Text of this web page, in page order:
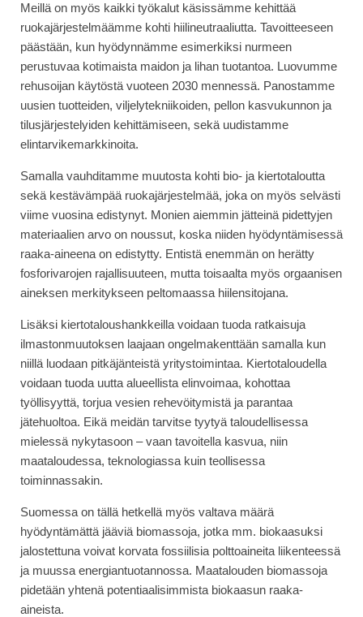
Meillä on myös kaikki työkalut käsissämme kehittää
ruokajärjestelmäämme kohti hiilineutraaliutta. Tavoitteeseen
päästään, kun hyödynnämme esimerkiksi nurmeen
perustuvaa kotimaista maidon ja lihan tuotantoa. Luovumme
rehusoijan käytöstä vuoteen 2030 mennessä. Panostamme
uusien tuotteiden, viljelytekniikoiden, pellon kasvukunnon ja
tilusjärjestelyiden kehittämiseen, sekä uudistamme
elintarvikemarkkinoita.
Samalla vauhditamme muutosta kohti bio- ja kiertotaloutta
sekä kestävämpää ruokajärjestelmää, joka on myös selvästi
viime vuosina edistynyt. Monien aiemmin jätteinä pidettyjen
materiaalien arvo on noussut, koska niiden hyödyntämisessä
raaka-aineena on edistytty. Entistä enemmän on herätty
fosforivarojen rajallisuuteen, mutta toisaalta myös orgaanisen
aineksen merkitykseen peltomaassa hiilensitojana.
Lisäksi kiertotaloushankkeilla voidaan tuoda ratkaisuja
ilmastonmuutoksen laajaan ongelmakenttään samalla kun
niillä luodaan pitkäjänteistä yritystoimintaa. Kiertotaloudella
voidaan tuoda uutta alueellista elinvoimaa, kohottaa
työllisyyttä, torjua vesien rehevöitymistä ja parantaa
jätehuoltoa. Eikä meidän tarvitse tyytyä taloudellisessa
mielessä nykytasoon – vaan tavoitella kasvua, niin
maataloudessa, teknologiassa kuin teollisessa
toiminnassakin.
Suomessa on tällä hetkellä myös valtava määrä
hyödyntämättä jääviä biomassoja, jotka mm. biokaasuksi
jalostettuna voivat korvata fossiilisia polttoaineita liikenteessä
ja muussa energiantuotannossa. Maatalouden biomassoja
pidetään yhtenä potentiaalisimmista biokaasun raaka-
aineista.